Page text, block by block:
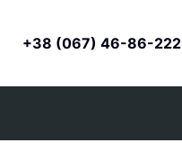
+38 (067) 46-86-222